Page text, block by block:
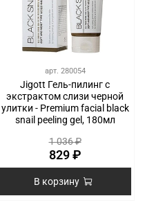
арт. 280054
Jigott Гель-пилинг с
экстрактом слизи черной
улитки - Premium facial black
snail peeling gel, 180мл
1 036 ₽
829 ₽
В корзину